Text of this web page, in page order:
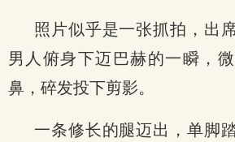
照片似乎是一张抓拍，出
男人俯身下迈巴赫的一瞬，
鼻，碎发投下剪影。
一条修长的腿迈出，单脚